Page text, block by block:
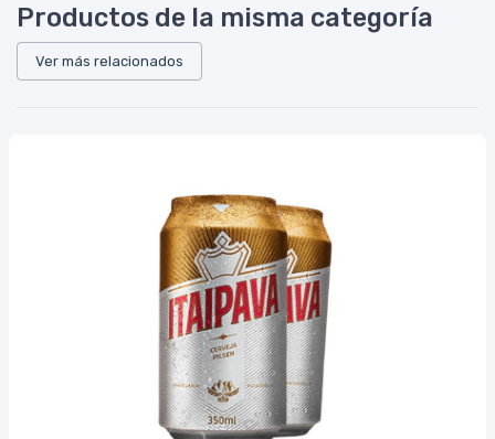
Productos de la misma categoría
Ver más relacionados